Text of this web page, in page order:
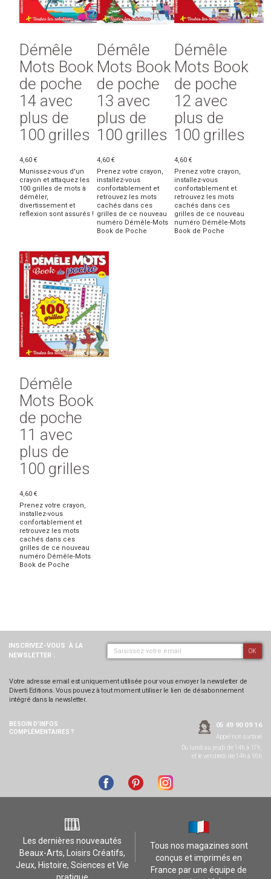
Démêle
Mots Book
de poche
14 avec
plus de
100 grilles
4,60 €
Munissez-vous d'un
crayon et attaquez les
100 grilles de mots à
démêler,
divertissement et
reflexion sont assurés !
Démêle
Mots Book
de poche
13 avec
plus de
100 grilles
4,60 €
Prenez votre crayon,
installez-vous
confortablement et
retrouvez les mots
cachés dans ces
grilles de ce nouveau
numéro Démêle-Mots
Book de Poche
Démêle
Mots Book
de poche
12 avec
plus de
100 grilles
4,60 €
Prenez votre crayon,
installez-vous
confortablement et
retrouvez les mots
cachés dans ces
grilles de ce nouveau
numéro Démêle-Mots
Book de Poche
Démêle
Mots Book
de poche
11 avec
plus de
100 grilles
4,60 €
Prenez votre crayon,
installez-vous
confortablement et
retrouvez les mots
cachés dans ces
grilles de ce nouveau
numéro Démêle-Mots
Book de Poche
INSCRIVEZ-VOUS À LA
NEWSLETTER :
OK
Votre adresse email est uniquement utilisée pour vous envoyer la newsletter de
Diverti Editions. Vous pouvez à tout moment utiliser le lien de désabonnement
intégré dans la newsletter.
BESOIN D’INFOS
COMPLÉMENTAIRES ?
05 49 90 09 16
Appel non surtaxé
Du lundi au jeudi de 14h à 17h,
et le vendredi de 14h à 16h
Les dernières nouveautés
Beaux-Arts, Loisirs Créatifs,
Jeux, Histoire, Sciences et Vie
Tous nos magazines sont
conçus et imprimés en
France par une équipe de